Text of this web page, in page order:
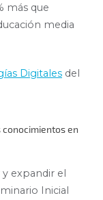
más que
media
Digitales del
en
expandir el
Inicial